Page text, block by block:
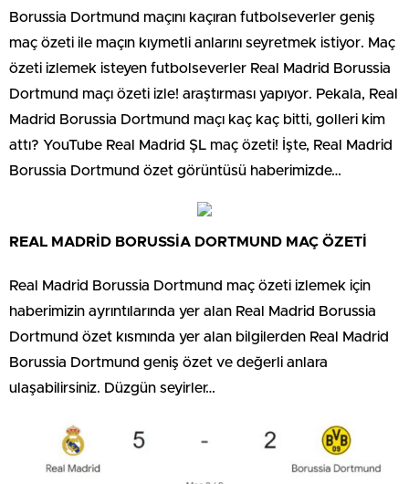
Borussia Dortmund maçını kaçıran futbolseverler geniş
maç özeti ile maçın kıymetli anlarını seyretmek istiyor. Maç
özeti izlemek isteyen futbolseverler Real Madrid Borussia
Dortmund maçı özeti izle! araştırması yapıyor. Pekala, Real
Madrid Borussia Dortmund maçı kaç kaç bitti, golleri kim
attı? YouTube Real Madrid ŞL maç özeti! İşte, Real Madrid
Borussia Dortmund özet görüntüsü haberimizde…
REAL MADRİD BORUSSİA DORTMUND MAÇ ÖZETİ
Real Madrid Borussia Dortmund maç özeti izlemek için
haberimizin ayrıntılarında yer alan Real Madrid Borussia
Dortmund özet kısmında yer alan bilgilerden Real Madrid
Borussia Dortmund geniş özet ve değerli anlara
ulaşabilirsiniz. Düzgün seyirler…